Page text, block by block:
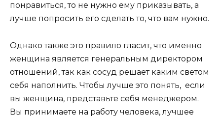
понравиться, то не нужно ему приказывать, а
лучше попросить его сделать то, что вам нужно.
Однако также это правило гласит, что именно
женщина является генеральным директором
отношений, так как сосуд решает каким светом
себя наполнить. Чтобы лучше это понять, если
вы женщина, представьте себя менеджером.
Вы принимаете на работу человека, лучшее